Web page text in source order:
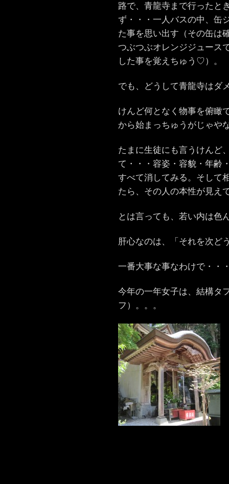
路で、青龍寺まで行ったと
ず・・・一人バスの中、缶
た事を思い出す（その缶は
つぶつぶオレンジジュース
した事を覚えちゅう♡）。
でも、どうして青龍寺はダ
けんど何となく物事を俯瞰
から始まっちゅうがじゃや
たまに生徒にも言うけんど
て・・・容姿・容貌・年齢
すべて消してみる。そして
たら、その人の本性が見え
とは言っても、若い内は色
肝心なのは、「それを次ど
一番大事な事なわけで・・
今年の一年女子は、結構タ
フ）。。。